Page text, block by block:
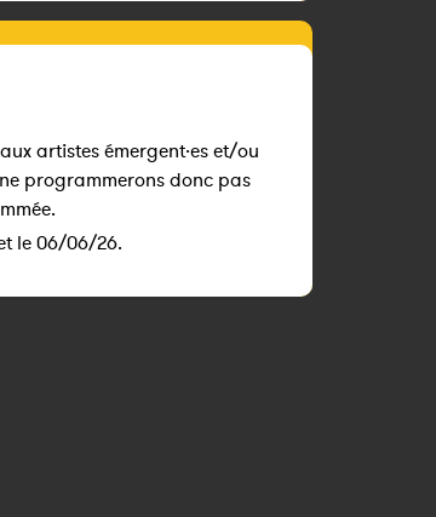
artistes émergent·es et/ou
programmerons donc pas
le 06/06/26.